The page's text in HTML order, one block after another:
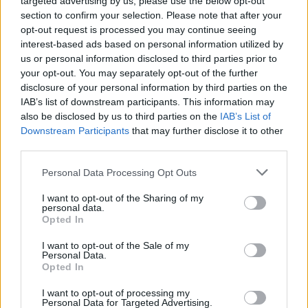
section to confirm your selection. Please note that after your
opt-out request is processed you may continue seeing
interest-based ads based on personal information utilized by
us or personal information disclosed to third parties prior to
your opt-out. You may separately opt-out of the further
disclosure of your personal information by third parties on the
IAB’s list of downstream participants. This information may
also be disclosed by us to third parties on the IAB’s List of
Downstream Participants that may further disclose it to other
Personal Data Processing Opt Outs
I want to opt-out of the Sharing of my
personal data.
Opted In
I want to opt-out of the Sale of my
Personal Data.
Opted In
I want to opt-out of processing my
Personal Data for Targeted Advertising.
Σελιδοποίηση
Προηγούμενη σελίδα
Current page
1 Next page
Ροή ειδήσεων Δημοφιλή
Βρετανό
19:48
Εξαρθρώθηκε ομάδα που διακινούσε ναρκωτικά στην
Ζωγράφου
Στέγνωσαν οι βρύσες σε Μαραθίτη και Βασιλειές